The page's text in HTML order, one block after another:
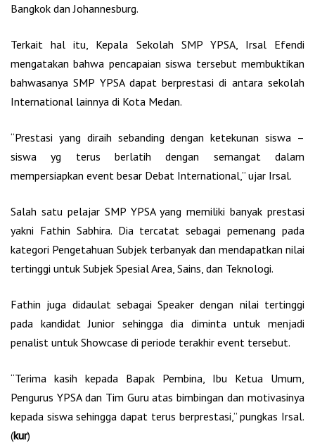
Bangkok dan Johannesburg.
Terkait hal itu, Kepala Sekolah SMP YPSA, Irsal Efendi
mengatakan bahwa pencapaian siswa tersebut membuktikan
bahwasanya SMP YPSA dapat berprestasi di antara sekolah
International lainnya di Kota Medan.
“Prestasi yang diraih sebanding dengan ketekunan siswa –
siswa yg terus berlatih dengan semangat dalam
mempersiapkan event besar Debat International,” ujar Irsal.
Salah satu pelajar SMP YPSA yang memiliki banyak prestasi
yakni Fathin Sabhira. Dia tercatat sebagai pemenang pada
kategori Pengetahuan Subjek terbanyak dan mendapatkan nilai
tertinggi untuk Subjek Spesial Area, Sains, dan Teknologi.
Fathin juga didaulat sebagai Speaker dengan nilai tertinggi
pada kandidat Junior sehingga dia diminta untuk menjadi
penalist untuk Showcase di periode terakhir event tersebut.
“Terima kasih kepada Bapak Pembina, Ibu Ketua Umum,
Pengurus YPSA dan Tim Guru atas bimbingan dan motivasinya
kepada siswa sehingga dapat terus berprestasi,” pungkas Irsal.
(kur)